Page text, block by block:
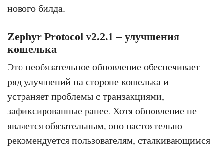
нового билда.
Zephyr Protocol v2.2.1 – улучшения
кошелька
Это необязательное обновление обеспечивает
ряд улучшений на стороне кошелька и
устраняет проблемы с транзакциями,
зафиксированные ранее. Хотя обновление не
является обязательным, оно настоятельно
рекомендуется пользователям, сталкивающимся